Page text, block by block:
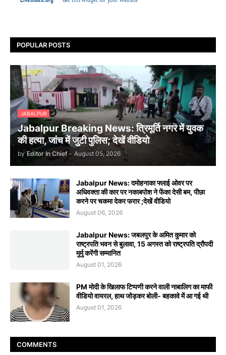
POPULAR POSTS
JABALPUR
Jabalpur Breaking News: त्रिमूर्ति नगर में युवक
की हत्या, जांच में जुटी पुलिस; देखें वीडियो
by Editor In Chief - August 05, 2026
Jabalpur News: दमोहनाका फ्लाई ओवर पर
अधिवक्ता की कार पर नकाबपोश ने फेंका देसी बम, पीछा
करने पर चकमा देकर फरार ;देखें वीडियो
August 06, 2026
Jabalpur News: जबलपुर के अमित कुमार को
राष्ट्रपति भवन से बुलावा, 15 अगस्त को राष्ट्रपति द्रौपदी
मुर्मु करेंगी सम्मानित
August 01, 2026
PM मोदी के खिलाफ टिप्पणी करने वाली नाबालिग का माफी
वीडियो वायरल, हाथ जोड़कर बोली- बहकावे में आ गई थी
August 01, 2026
COMMENTS